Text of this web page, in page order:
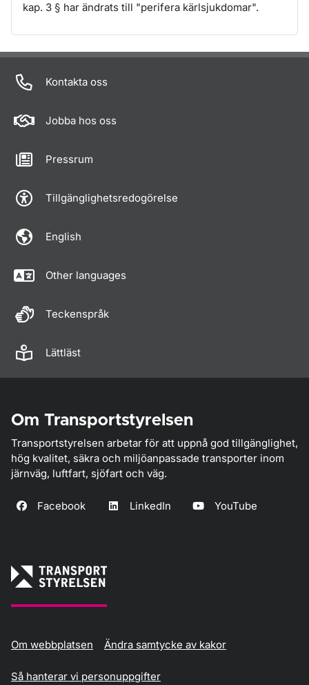
kap. 3 § har ändrats till "perifera kärlsjukdomar".
Om sidan
Kontakta oss
Jobba hos oss
Pressrum
Tillgänglighetsredogörelse
English
Other languages
Teckenspråk
Lättläst
Om Transportstyrelsen
Transportstyrelsen arbetar för att uppnå god tillgänglighet,
hög kvalitet, säkra och miljöanpassade transporter inom
järnväg, luftfart, sjöfart och väg.
Facebook LinkedIn YouTube
Om webbplatsen Ändra samtycke av kakor
Så hanterar vi personuppgifter